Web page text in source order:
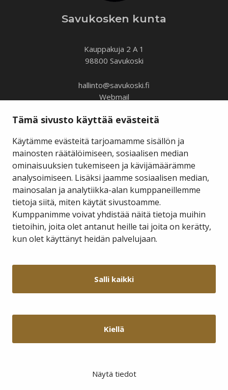
Tämä sivusto käyttää evästeitä
Käytämme evästeitä tarjoamamme sisällön ja
mainosten räätälöimiseen, sosiaalisen median
ominaisuuksien tukemiseen ja kävijämäärämme
analysoimiseen. Lisäksi jaamme sosiaalisen median,
mainosalan ja analytiikka-alan kumppaneillemme
tietoja siitä, miten käytät sivustoamme.
Kumppanimme voivat yhdistää näitä tietoja muihin
tietoihin, joita olet antanut heille tai joita on kerätty,
kun olet käyttänyt heidän palvelujaan.
Salli kaikki
Kiellä
Näytä tiedot
Savukosken kunta
Kauppakuja 2 A 1
98800 Savukoski
hallinto@savukoski.fi
Webmail
Y-tunnus: 0210704-7
Laskutusosoitteet
Aukioloajat:
Ma-Pe 9-11 12-15